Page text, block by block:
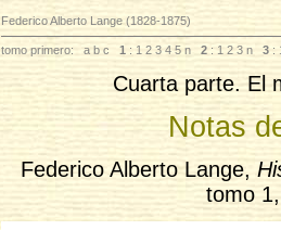
Federico Alberto Lange (1828-1875)
tomo primero: a b c 1 : 1 2 3 4 5 n 2 : 1 2 3 n 3 :
Cuarta parte. El
Notas
Federico Alberto Lange,
tomo